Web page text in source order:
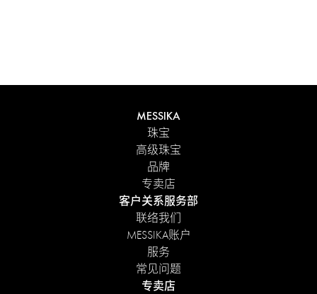
MESSIKA
珠宝
高级珠宝
品牌
专卖店
客户关系服务部
联络我们
MESSIKA账户
服务
常见问题
专卖店